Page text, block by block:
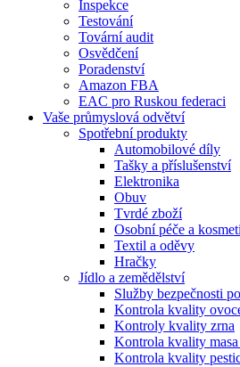
Inspekce
Testování
Tovární audit
Osvědčení
Poradenství
Amazon FBA
EAC pro Ruskou federaci
Vaše průmyslová odvětví
Spotřební produkty
Automobilové díly
Tašky a příslušenství
Elektronika
Obuv
Tvrdé zboží
Osobní péče a
Textil a oděvy
Hračky
Jídlo a zemědělství
Služby bezpečnosti
Kontrola kvality
Kontroly kvality zrna
Kontrola kvality masa
Kontrola kvality